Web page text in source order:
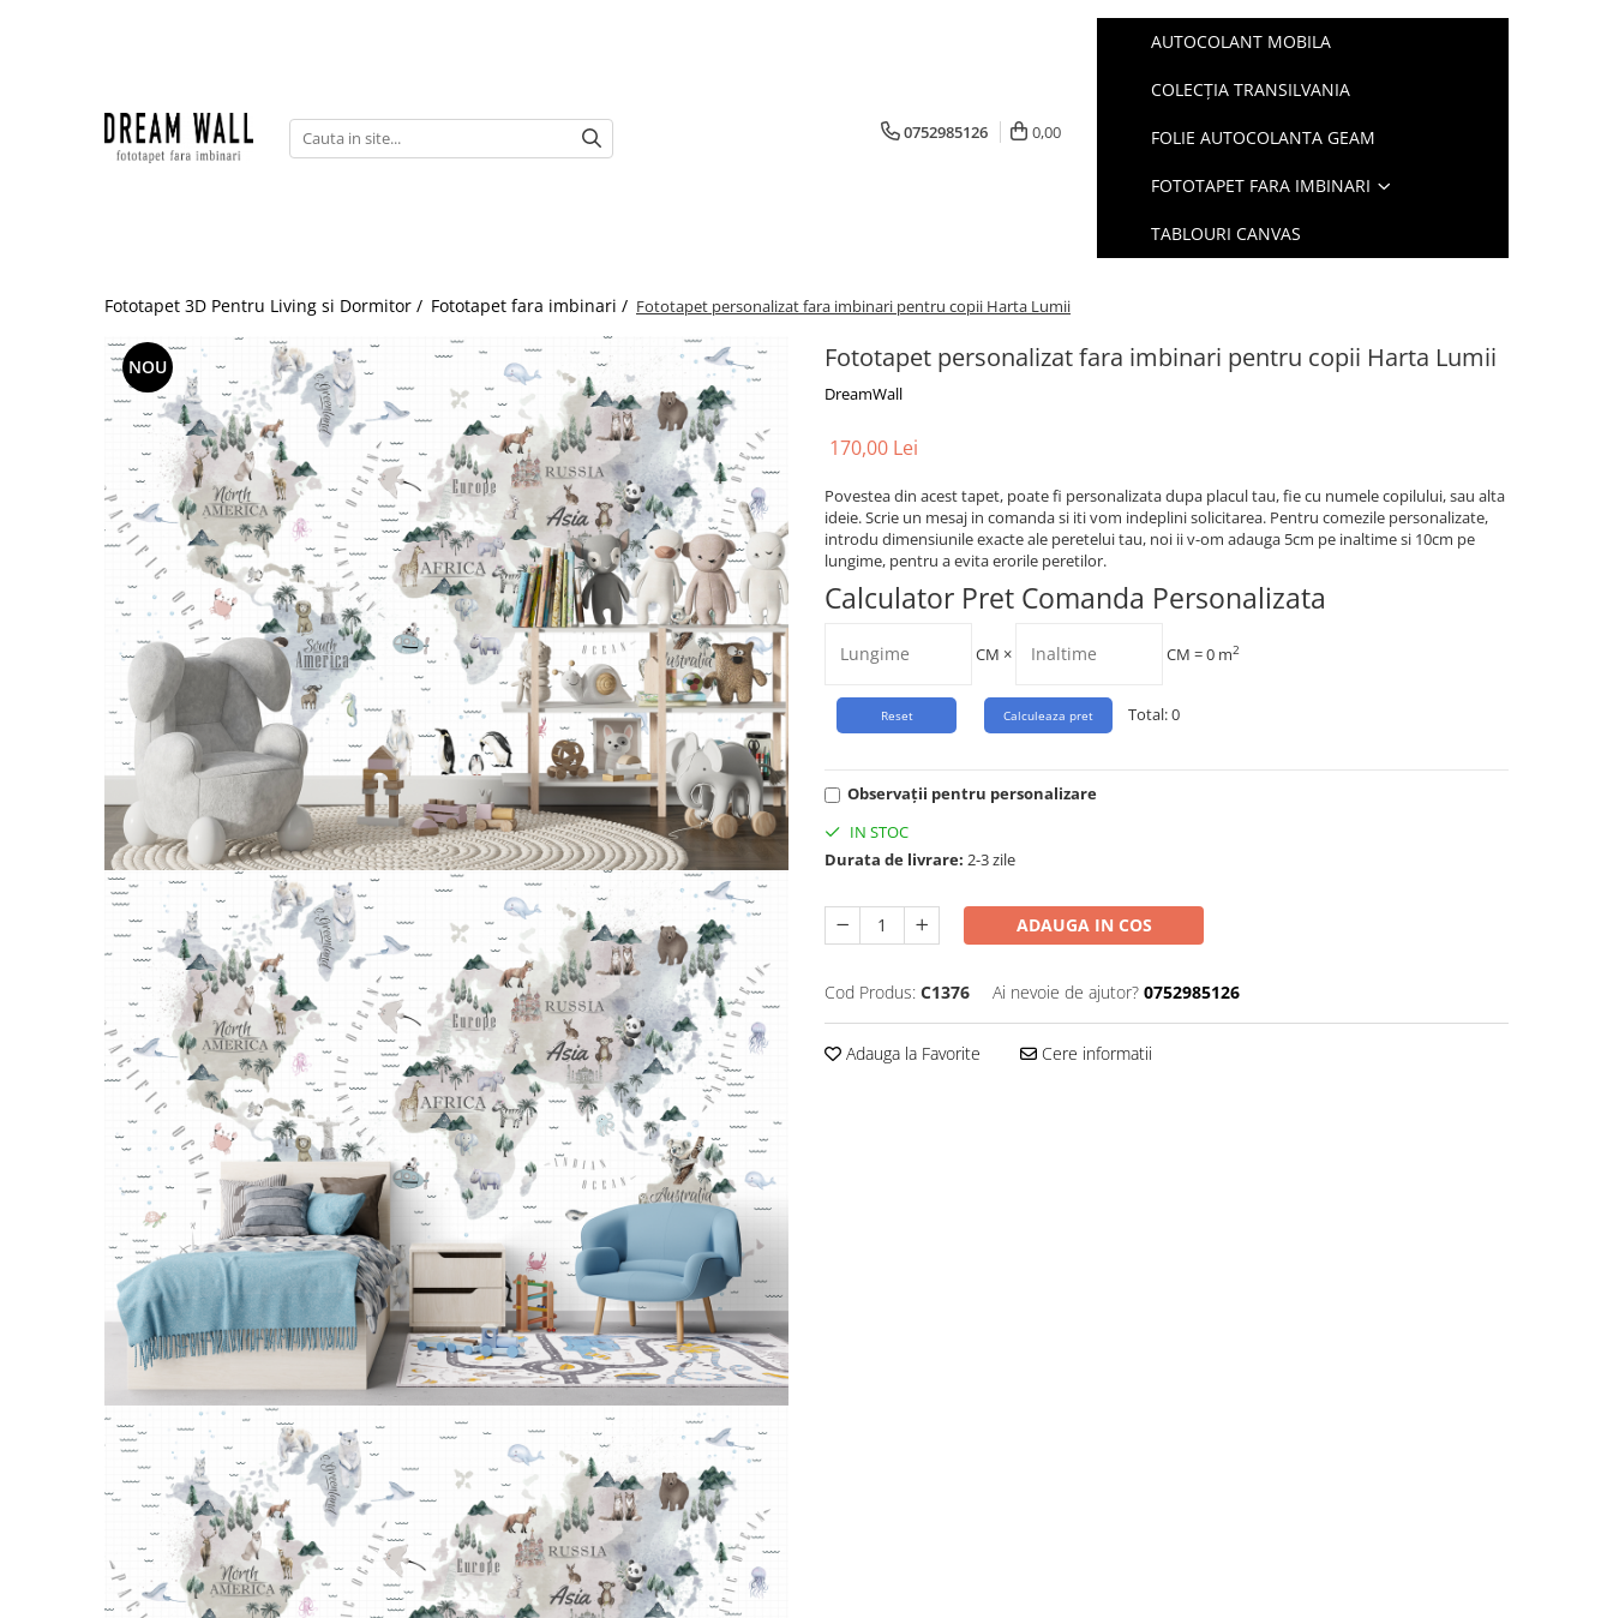
Fototapet 3D
Pentru copii
0752985126 0,00
AUTOCOLANT MOBILA
COLECȚIA TRANSILVANIA
FOLIE AUTOCOLANTA GEAM
FOTOTAPET FARA IMBINARI
TABLOURI CANVAS
Fototapet 3D Pentru Living si Dormitor / Fototapet fara imbinari / Fototapet personalizat fara imbinari pentru copii Harta Lumii
NOU Fototapet personalizat fara imbinari pentru copii Harta Lumii
DreamWall
170,00 Lei
Povestea din acest tapet, poate fi personalizata dupa placul tau, fie cu numele copilului, sau alta
ideie. Scrie un mesaj in comanda si iti vom indeplini solicitarea. Pentru comezile personalizate,
introdu dimensiunile exacte ale peretelui tau, noi ii v-om adauga 5cm pe inaltime si 10cm pe
lungime, pentru a evita erorile peretilor.
Calculator Pret Comanda Personalizata
CM × CM =0 m2
Total:0
Observații pentru personalizare
IN STOC
Durata de livrare: 2-3 zile
ADAUGA IN COS
Cod Produs: C1376 Ai nevoie de ajutor? 0752985126
Adauga la Favorite Cere informatii